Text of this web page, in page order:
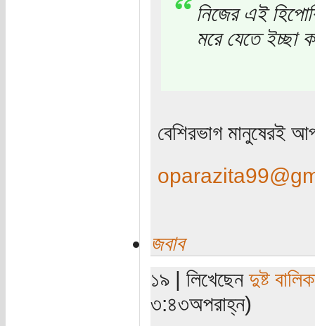
নিজের এই
মরে যেতে ইচ্ছা
বেশিরভাগ মানুষেরই
জবাব
১৯ | লিখেছেনদুষ্ট
৩:৪৩অপরাহ্ন)